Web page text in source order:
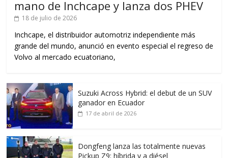
mano de Inchcape y lanza dos PHEV
18 de julio de 2026
Inchcape, el distribuidor automotriz independiente más
grande del mundo, anunció en evento especial el regreso de
Volvo al mercado ecuatoriano,
Suzuki Across Hybrid: el debut de un SUV
ganador en Ecuador
17 de abril de 2026
Dongfeng lanza las totalmente nuevas
Pickup Z9: híbrida y a diésel